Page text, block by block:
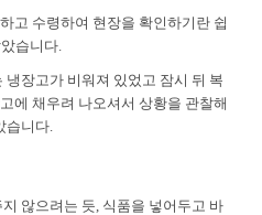
고 수령하여 현장을 확인하기란 쉽
습니다.
장고가 비워져 있었고 잠시 뒤 복
에 채우려 나오셔서 상황을 관찰해
습니다.
않으려는 듯, 식품을 넣어두고 바